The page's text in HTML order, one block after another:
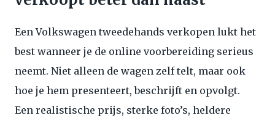
Een Volkswagen tweedehands verkopen lukt het
best wanneer je de online voorbereiding serieus
neemt. Niet alleen de wagen zelf telt, maar ook
hoe je hem presenteert, beschrijft en opvolgt.
Een realistische prijs, sterke foto’s, heldere